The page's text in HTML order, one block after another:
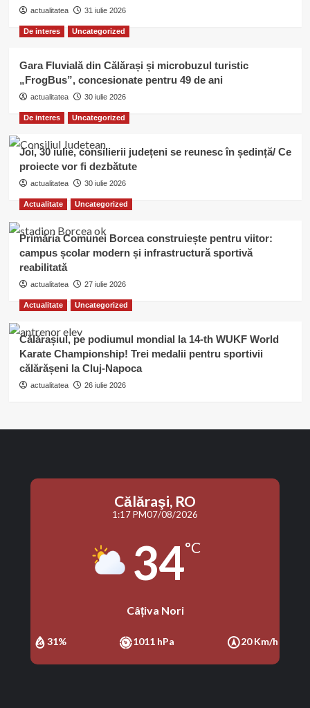
din
Călărași
actualitatea 31 iulie 2026
De interes Uncategorized
Gara Fluvială din Călărași și microbuzul turistic
„FrogBus”, concesionate pentru 49 de ani
actualitatea 30 iulie 2026
De interes Uncategorized
Joi, 30 iulie, consilierii județeni se reunesc în ședință/ Ce
proiecte vor fi dezbătute
actualitatea 30 iulie 2026
Actualitate Uncategorized
Primăria Comunei Borcea construiește pentru viitor:
campus școlar modern și infrastructură sportivă
reabilitată
actualitatea 27 iulie 2026
Actualitate Uncategorized
Călărașiul, pe podiumul mondial la 14-th WUKF World
Karate Championship! Trei medalii pentru sportivii
călărășeni la Cluj-Napoca
actualitatea 26 iulie 2026
Călăraşi, RO
1:17 PM07/08/2026
34°C
Câțiva Nori
31% 1011 hPa 20 Km/h